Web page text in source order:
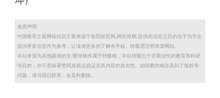
免责声明:
中国教育之窗网站信息主要来源于各院校官网,网友投稿,提供此信息之目的在于为学生
提供更多信息作为参考，让读者更多的了解各学校。转载需注明来源网站。
本站来源为其他媒体的文/图等稿件属于转载稿，本站转载出于非商业性的教育和科研
等目的，并不意味看赞同其观点或证实其内容的真实性。如转载的稿涉及到了版权等
问题，请与我们联系，会及时删除。